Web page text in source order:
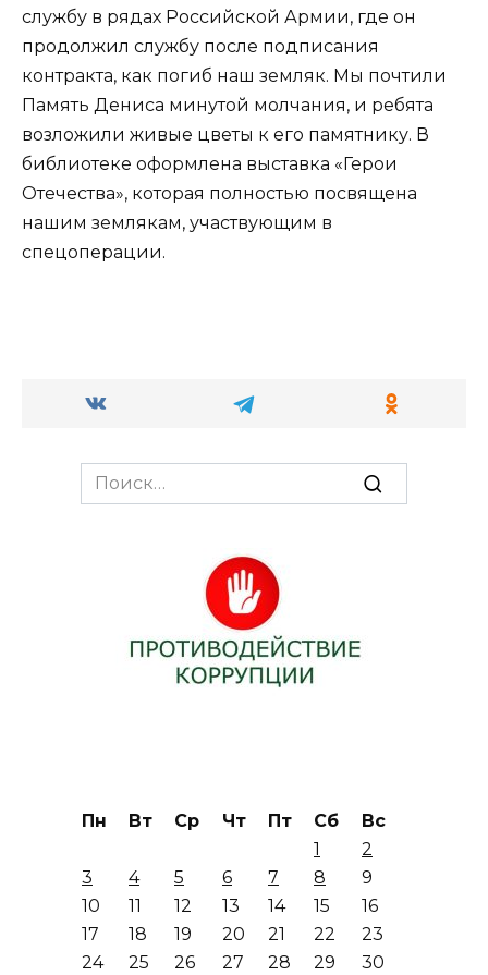
службу в рядах Российской Армии, где он
продолжил службу после подписания
контракта, как погиб наш земляк. Мы почтили
Память Дениса минутой молчания, и ребята
возложили живые цветы к его памятнику. В
библиотеке оформлена выставка «Герои
Отечества», которая полностью посвящена
нашим землякам, участвующим в
спецоперации.
Search
for:
Пн Вт Ср Чт Пт Сб
Вс
1
2
3
4 5 6 7 8
9
10
11 12 13 14 15
16
17
18 19 20 21 22
23
24
25 26 27 28 29
30